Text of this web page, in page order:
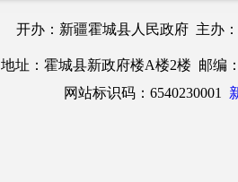
开办：新疆霍城县人民政府 主办
地址：霍城县新政府楼A楼2楼 邮编
网站标识码：6540230001